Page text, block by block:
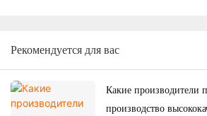
Рекомендуется для вас
Какие производители
производство